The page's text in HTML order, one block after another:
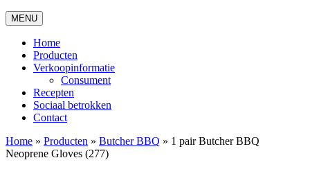
MENU
Home
Producten
Verkoopinformatie
Consument
Recepten
Sociaal betrokken
Contact
Home » Producten » Butcher BBQ » 1 pair Butcher BBQ
Neoprene Gloves (277)